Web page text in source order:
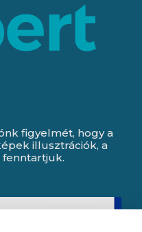
figyelmét, hogy a
illusztrációk, a
fenntartjuk.